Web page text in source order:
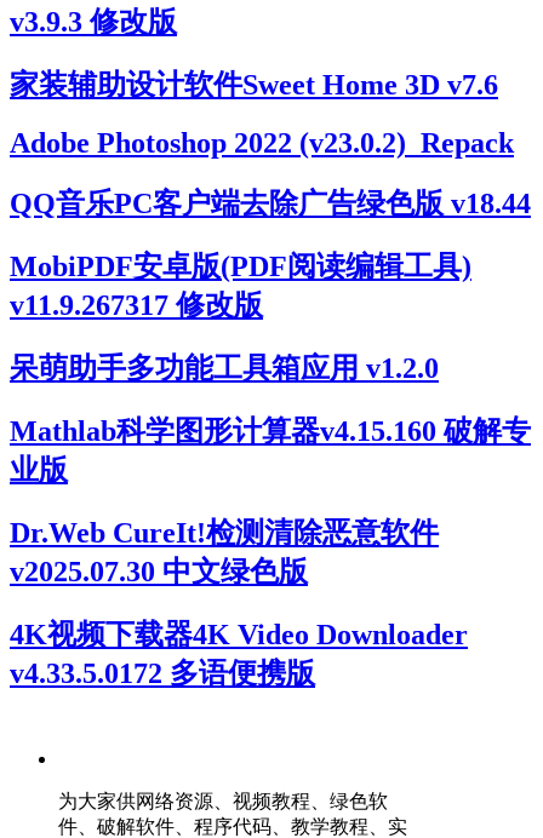
v3.9.3 修改版
家装辅助设计软件Sweet Home 3D v7.6
Adobe Photoshop 2022 (v23.0.2)_Repack
QQ音乐PC客户端去除广告绿色版 v18.44
MobiPDF安卓版(PDF阅读编辑工具)
v11.9.267317 修改版
呆萌助手多功能工具箱应用 v1.2.0
Mathlab科学图形计算器v4.15.160 破解专
业版
Dr.Web CureIt!检测清除恶意软件
v2025.07.30 中文绿色版
4K视频下载器4K Video Downloader
v4.33.5.0172 多语便携版
为大家供网络资源、视频教程、绿色软
件、破解软件、程序代码、教学教程、实